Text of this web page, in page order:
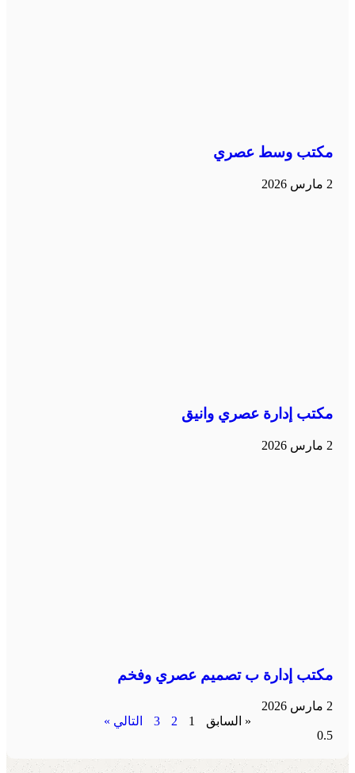
مكتب وسط عصري
2 مارس 2026
مكتب إدارة عصري وانيق
2 مارس 2026
مكتب إدارة ب تصميم عصري وفخم
2 مارس 2026
« السابق
1
2
3 التالي »